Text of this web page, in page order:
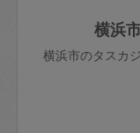
依頼者
金額の
※例：依
きた場
ご注意
玉、など
あわせ
はあり
横浜
横浜市のタスカ